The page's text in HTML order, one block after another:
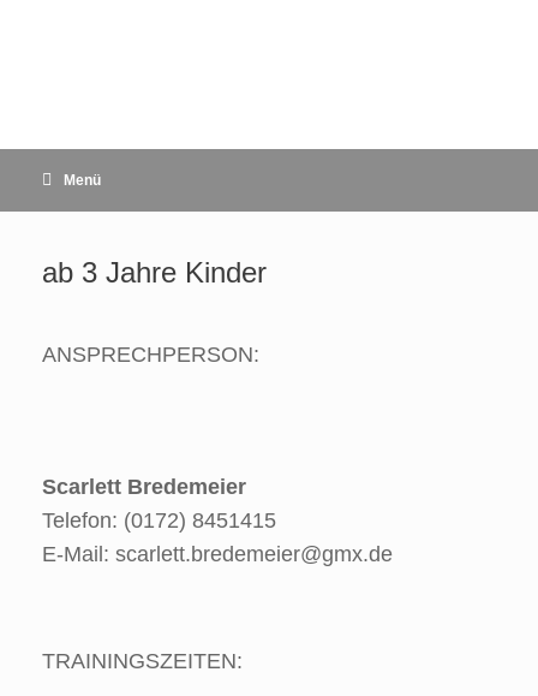
Menü
ab 3 Jahre Kinder
ANSPRECHPERSON:
Scarlett Bredemeier
Telefon: (0172) 8451415
E-Mail: scarlett.bredemeier@gmx.de
TRAININGSZEITEN: